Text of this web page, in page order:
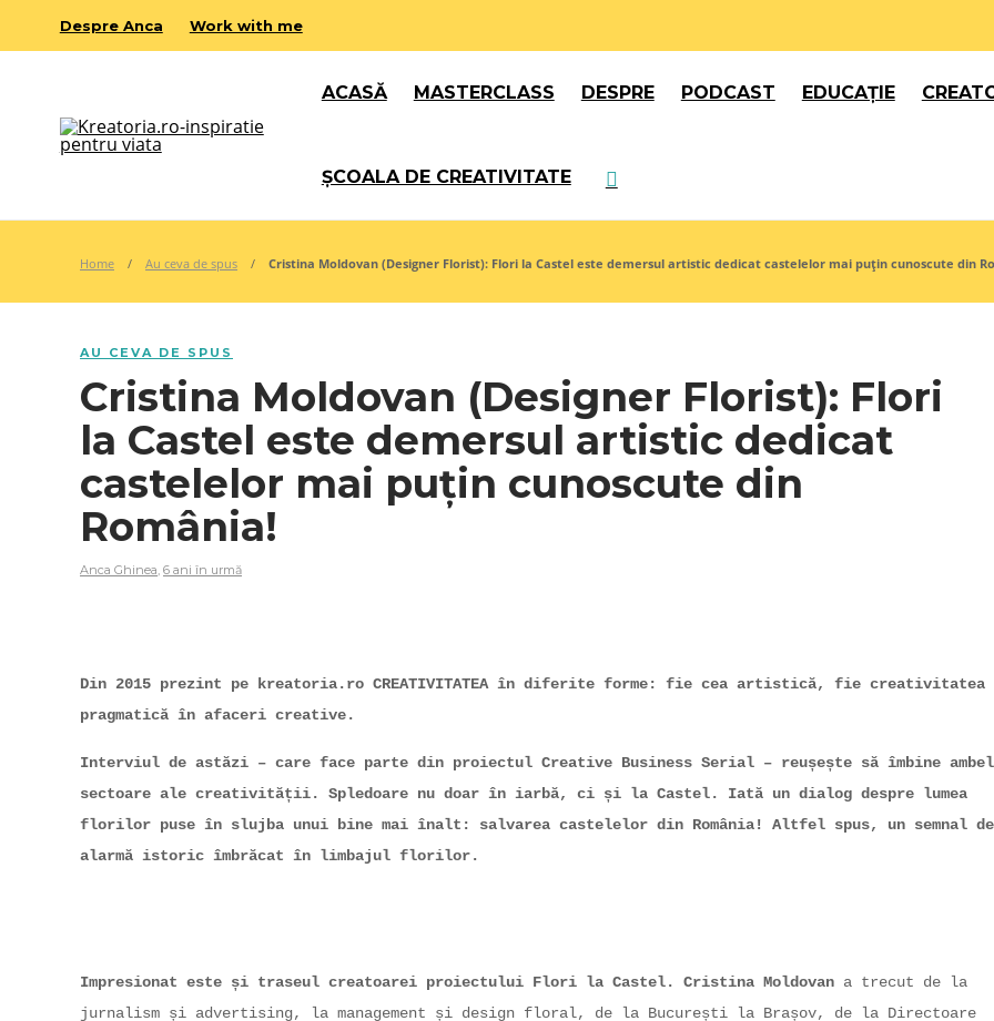
Despre Anca Work with me
ACASĂ MASTERCLASS DESPRE PODCAST EDUCAȚIE
ȘCOALA DE CREATIVITATE
Home Au ceva de spus Cristina Moldovan (Designer Florist): Flori la Castel este demersul artistic dedicat castelelor mai puțin cunoscute din
AU CEVA DE SPUS
Cristina Moldovan (Designer Florist): Flori
la Castel este demersul artistic dedicat
castelelor mai puțin cunoscute din
România!
Anca Ghinea, 6 ani în urmă
Din 2015 prezint pe kreatoria.ro CREATIVITATEA în diferite forme: fie cea artistică, fie creativitatea
pragmatică în afaceri creative.
Interviul de astăzi – care face parte din proiectul Creative Business Serial – reușește să îmbine
sectoare ale creativității. Spledoare nu doar în iarbă, ci și la Castel. Iată un dialog despre lumea
florilor puse în slujba unui bine mai înalt: salvarea castelelor din România! Altfel spus, un semnal de
alarmă istoric îmbrăcat în limbajul florilor.
Impresionat este și traseul creatoarei proiectului Flori la Castel. Cristina Moldovan a trecut de la
jurnalism și advertising, la management și design floral, de la București la Brașov, de la Directoare